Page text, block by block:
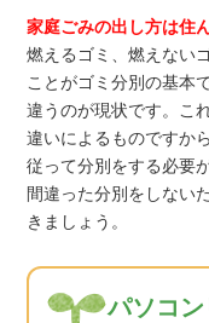
家庭ごみの出し方は住
燃えるゴミ、燃えない
ことがゴミ分別の基本
違うのが現状です。こ
違いによるものですか
従って分別をする必要
間違った分別をしない
きましょう。
パソコ